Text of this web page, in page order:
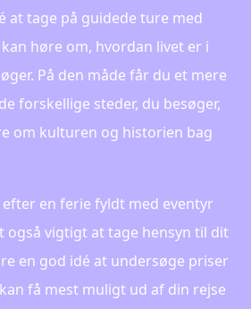
at tage på guidede ture med
høre om, hvordan livet er i
På den måde får du et mere
forskellige steder, du besøger,
om kulturen og historien bag
en ferie fyldt med eventyr
også vigtigt at tage hensyn til dit
en god idé at undersøge priser
få mest muligt ud af din rejse